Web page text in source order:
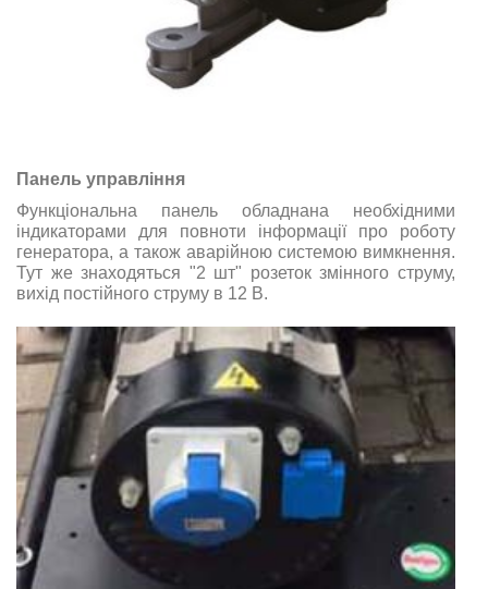
Панель управління
Функціональна панель обладнана необхідними
індикаторами для повноти інформації про роботу
генератора, а також аварійною системою вимкнення.
Тут же знаходяться "2 шт" розеток змінного струму,
вихід постійного струму в 12 В.